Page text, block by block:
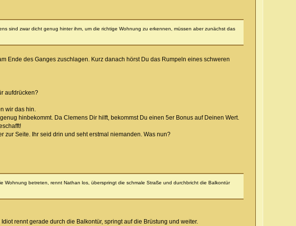
sind zwar dicht genug hinter ihm, um die richtige Wohnung zu erkennen, müssen aber zunächst das
Ende des Ganges zuschlagen. Kurz danach hörst Du das Rumpeln eines schweren
aufdrücken?
wir das hin.
hinbekommt. Da Clemens Dir hilft, bekommst Du einen 5er Bonus auf Deinen Wert.
zur Seite. Ihr seid drin und seht erstmal niemanden. Was nun?
betreten, rennt Nathan los, überspringt die schmale Straße und durchbricht die Balkontür
rennt gerade durch die Balkontür, springt auf die Brüstung und weiter.